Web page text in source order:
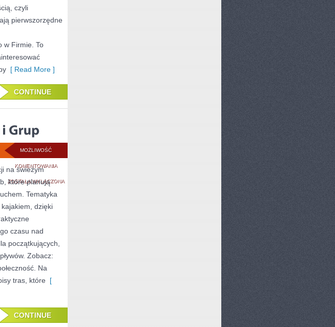
czyli
pierwszorzędne
w Firmie. To
[ Read More ]
CONTINUE
MOŻLIWOŚĆ
KOMENTOWANIAPORADNIKI
DLA
RODZIN
GRUP
ZOSTAŁA WYŁĄCZONA
na świeżym
które planują
Tematyka
dzięki
czasu nad
początkujących,
Zobacz:
Na
tras, które [
CONTINUE